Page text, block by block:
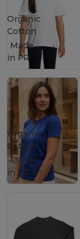
Organic
Cotton
Made
in FR
Organic
Cotton
Made
in FR